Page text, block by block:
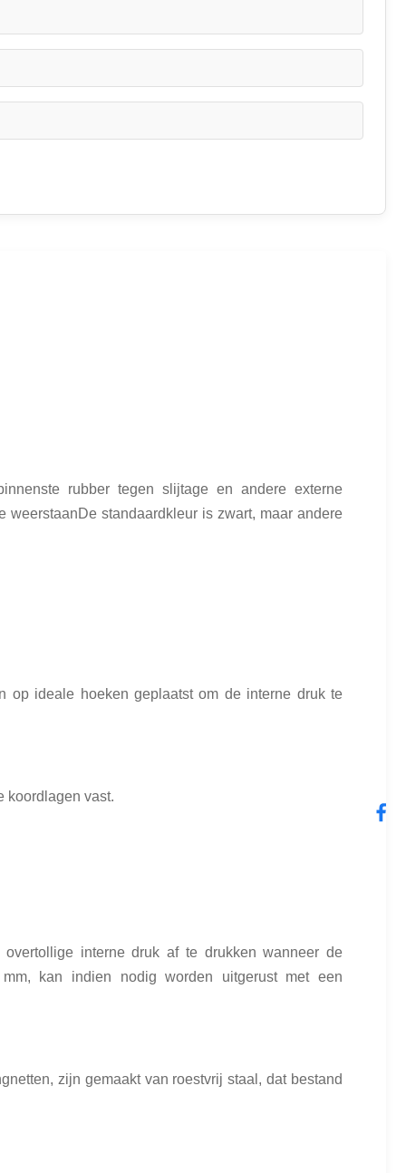
rubber tegen slijtage en andere externe
weerstaanDe standaardkleur is zwart, maar andere
op ideale hoeken geplaatst om de interne druk te
koordlagen vast.
interne druk af te drukken wanneer de
kan indien nodig worden uitgerust met een
zijn gemaakt van roestvrij staal, dat bestand